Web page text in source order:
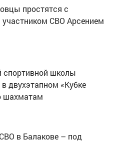
простятся с
СВО Арсением
спортивной школы
двухэтапном «Кубке
шахматам
в Балакове – под